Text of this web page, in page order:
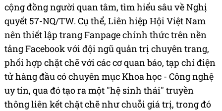
cộng đồng người quan tâm, tìm hiểu sâu về Nghị
quyết 57-NQ/TW. Cụ thể, Liên hiệp Hội Việt Nam
nên thiết lập trang Fanpage chính thức trên nền
tảng Facebook với đội ngũ quản trị chuyên trang,
phối hợp chặt chẽ với các cơ quan báo, tạp chí điện
tử hàng đầu có chuyên mục Khoa học - Công nghệ
uy tín, qua đó tạo ra một "hệ sinh thái" truyền
thông liên kết chặt chẽ như chuỗi giá trị, trong đó